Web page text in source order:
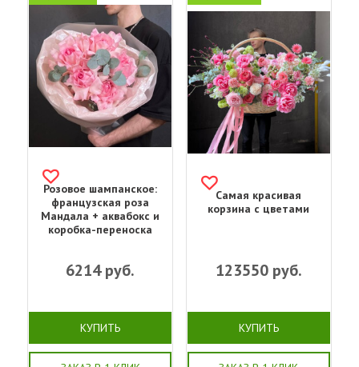
Розовое шампанское:
французская роза
Мандала + аквабокс и
коробка-переноска
6214руб.
КУПИТЬ
Самая красивая
корзина с цветами
123550руб.
КУПИТЬ